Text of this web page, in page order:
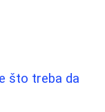
što treba da